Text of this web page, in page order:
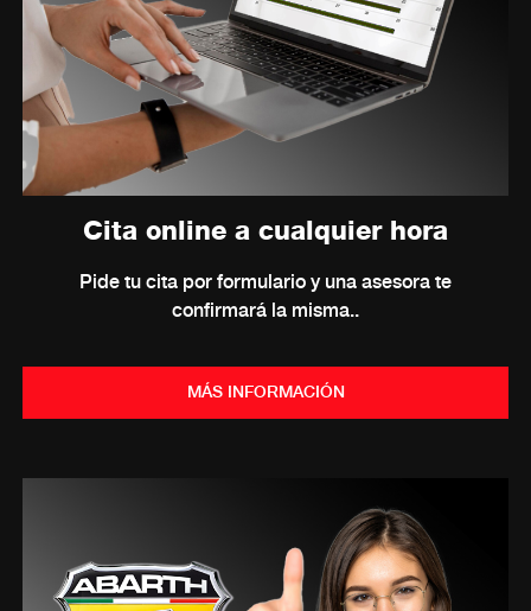
Cita online a cualquier hora
Pide tu cita por formulario y una asesora te
confirmará la misma..
MÁS INFORMACIÓN